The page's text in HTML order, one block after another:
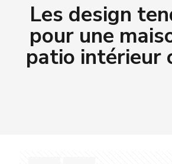
Les design
pour une
patio intérieur